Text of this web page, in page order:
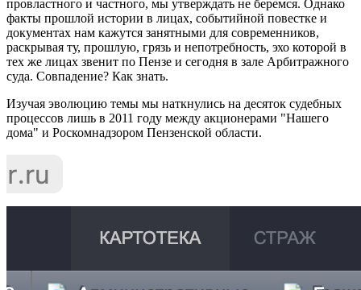
провластного и частного, мы утверждать не беремся. Однако
факты прошлой истории в лицах, событийной повестке и
документах нам кажутся занятными для современников,
раскрывая ту, прошлую, грязь и непотребность, эхо которой в
тех же лицах звенит по Пензе и сегодня в зале Арбитражного
суда. Совпадение? Как знать.
Изучая эволюцию темы мы наткнулись на десяток судебных
процессов лишь в 2011 году между акционерами "Нашего
дома" и Роскомнадзором Пензенской области.